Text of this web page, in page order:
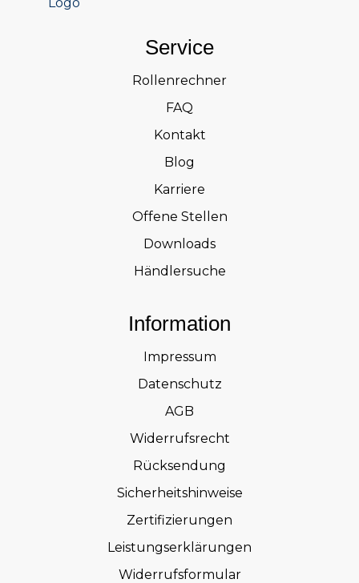
Service
Rollenrechner
FAQ
Kontakt
Blog
Karriere
Offene Stellen
Downloads
Händlersuche
Information
Impressum
Datenschutz
AGB
Widerrufsrecht
Rücksendung
Sicherheitshinweise
Zertifizierungen
Leistungserklärungen
Widerrufsformular